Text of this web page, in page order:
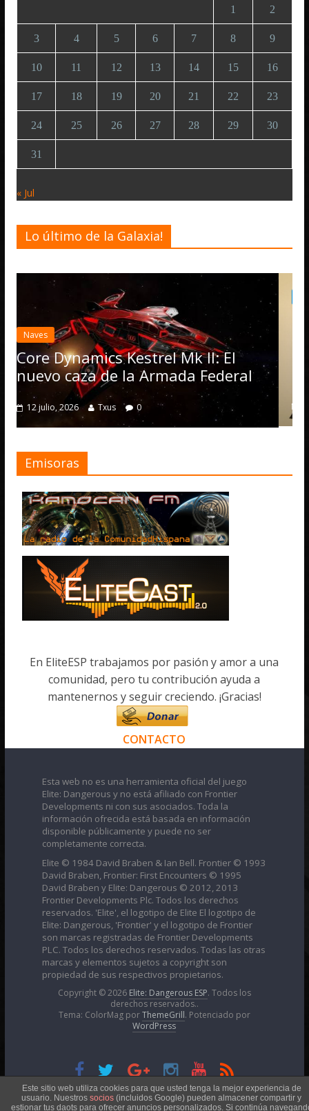
1 2
3 4 5 6 7 8 9
10 11 12 13 14 15 16
17 18 19 20 21 22 23
24 25 26 27 28 29 30
31
« Jul
Lo último de la Galaxia!
Kestrel Mk II: El
la Armada Federal
0
Noticias
Elite Dangerous
actualización
Operations, el
numerosas
4 julio, 2026
Emisoras
En EliteESP trabajamos por pasión y amor a una
comunidad, pero tu contribución ayuda a
mantenernos y seguir creciendo. ¡Gracias!
CONTACTO
Esta web no es una herramienta oficial del juego
Elite: Dangerous y no está afiliado con Frontier
Developments ni con sus asociados. Toda la
información ofrecida está basada en información
disponible públicamente y puede no ser
completamente correcta.
Elite © 1984 David Braben & Ian Bell. Frontier © 1993
David Braben, Frontier: First Encounters © 1995
David Braben y Elite: Dangerous © 2012, 2013
Frontier Developments Plc. Todos los derechos
reservados. 'Elite', el logotipo de Elite El logotipo de
Elite: Dangerous, 'Frontier' y el logotipo de Frontier
son marcas registradas de Frontier Developments
PLC. Todos los derechos reservados. Todas las otras
marcas y elementos sujetos a copyright son
propiedad de sus respectivos propietarios.
Copyright © 2026 Elite: Dangerous ESP . Todos los
derechos reservados..
Tema: ColorMag porThemeGrill . Potenciado por
WordPress
Esta obra está bajo unaLicencia Creative Commons
Este sitio web utiliza cookies para que usted tenga la mejor experiencia de
usuario. Nuestros socios (incluidos Google) pueden almacener compartir y
estionar tus daots para ofrecer anuncios personalizados. Si continúa